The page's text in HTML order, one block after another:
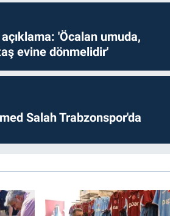
'Öcalan umuda,
evine dönmelidir'
Salah Trabzonspor'da